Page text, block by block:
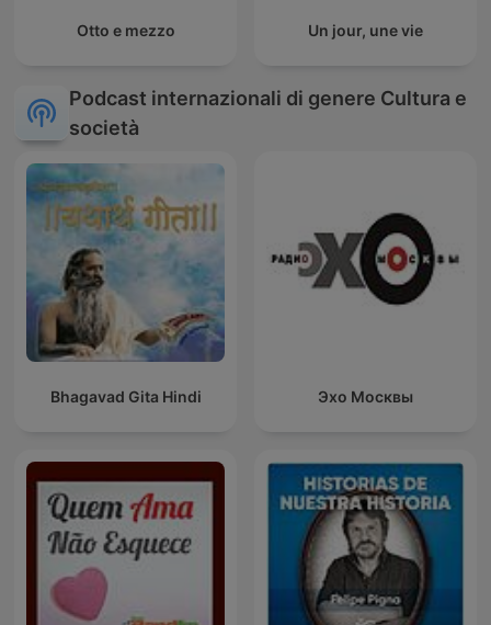
Otto e mezzo Un jour, une vie
Podcast internazionali di genere Cultura e
società
Bhagavad Gita Hindi Эхо Москвы